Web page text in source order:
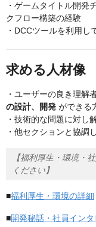
・ゲームタイトル開発
クフロー構築の経験
・DCCツールを利用
求める人材像
・ユーザーの良き理解
の設計、開発 ができる
・技術的な問題に対し
・他セクションと協調
【福利厚生・環境・
ください】
■福利厚生・環境の詳細
■開発秘話・社員インタ